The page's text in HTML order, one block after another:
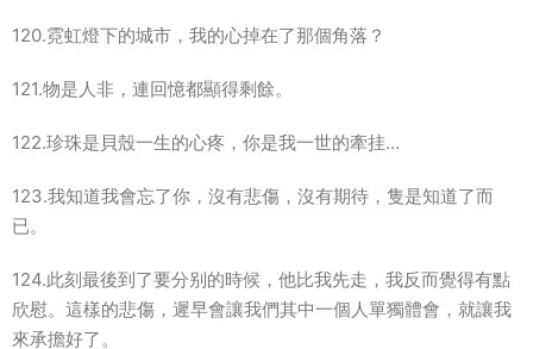
120.霓虹燈下的城市，我的心掉在了那個角落？
121.物是人非，連回憶都顯得剩餘。
122.珍珠是貝殼一生的心疼，你是我一世的牽挂…
123.我知道我會忘了你，沒有悲傷，沒有期待，隻是知道了而
已。
124.此刻最後到了要分别的時候，他比我先走，我反而覺得有點
欣慰。這樣的悲傷，遲早會讓我們其中一個人單獨體會，就讓我
來承擔好了。